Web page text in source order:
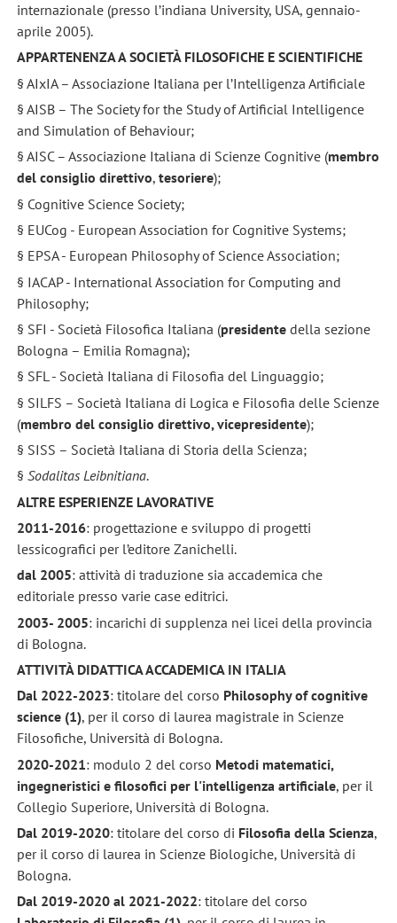
internazionale (presso l’indiana University, USA, gennaio-
aprile 2005).
APPARTENENZA A SOCIETÀ FILOSOFICHE E SCIENTIFICHE
§ AIxIA – Associazione Italiana per l’Intelligenza Artificiale
§ AISB – The Society for the Study of Artificial Intelligence
and Simulation of Behaviour;
§ AISC – Associazione Italiana di Scienze Cognitive (membro
del consiglio direttivo, tesoriere);
§ Cognitive Science Society;
§ EUCog - European Association for Cognitive Systems;
§ EPSA - European Philosophy of Science Association;
§ IACAP - International Association for Computing and
Philosophy;
§ SFI - Società Filosofica Italiana (presidentedella sezione
Bologna – Emilia Romagna);
§ SFL - Società Italiana di Filosofia del Linguaggio;
§ SILFS – Società Italiana di Logica e Filosofia delle Scienze
(membro del consiglio direttivo, vicepresidente);
§ SISS – Società Italiana di Storia della Scienza;
§ Sodalitas Leibnitiana.
ALTRE ESPERIENZE LAVORATIVE
2011-2016: progettazione e sviluppo di progetti
lessicografici per l’editore Zanichelli.
dal 2005: attività di traduzione sia accademica che
editoriale presso varie case editrici.
2003- 2005: incarichi di supplenza nei licei della provincia
di Bologna.
ATTIVITÀ DIDATTICA ACCADEMICAIN ITALIA
Dal 2022-2023: titolare del corso Philosophy of cognitive
science (1), per il corso di laurea magistrale in Scienze
Filosofiche, Università di Bologna.
2020-2021: modulo 2 del corso Metodi matematici,
ingegneristici e filosofici per l'intelligenza artificiale, per il
Collegio Superiore, Università di Bologna.
Dal 2019-2020: titolare del corso di Filosofia della Scienza,
per il corso di laurea in Scienze Biologiche, Università di
Bologna.
Dal 2019-2020 al 2021-2022: titolare del corso